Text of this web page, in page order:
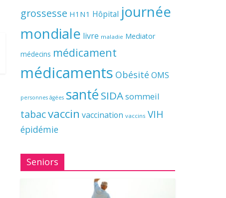
grossesse H1N1 Hôpital journée
mondiale livre maladie Mediator
médecins médicament
médicaments Obésité OMS
personnes âgées santé SIDAsommeil
tabacvaccin vaccination vaccins VIH
épidémie
Seniors